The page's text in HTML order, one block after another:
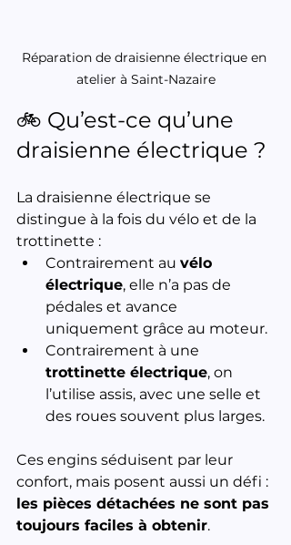
Réparation de draisienne électrique en
atelier à Saint-Nazaire
🚲 Qu’est-ce qu’une
draisienne électrique ?
La draisienne électrique se
distingue à la fois du vélo et de la
trottinette :
Contrairement au vélo
électrique, elle n’a pas de
pédales et avance
uniquement grâce au moteur.
Contrairement à une
trottinette électrique, on
l’utilise assis, avec une selle et
des roues souvent plus larges.
Ces engins séduisent par leur
confort, mais posent aussi un défi :
les pièces détachées ne sont pas
toujours faciles à obtenir.